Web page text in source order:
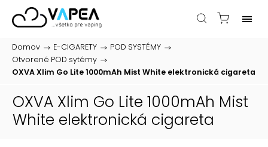
Domov / E-CIGARETY / POD SYSTÉMY /
Otvorené POD sytémy /
OXVA Xlim Go Lite 1000mAh Mist White elektronická cigareta
OXVA Xlim Go Lite 1000mAh Mist
White elektronická cigareta